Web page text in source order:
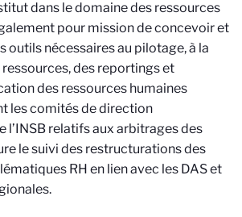
dans le domaine des ressources
pour mission de concevoir et
outils nécessaires au pilotage, à la
des reportings et
des ressources humaines
les comités de direction
l’INSB relatifs aux arbitrages des
le suivi des restructurations des
RH en lien avec les DAS et